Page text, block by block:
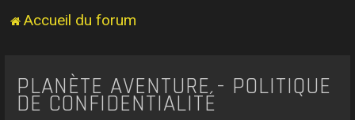
Accueil du forum
PLANÈTE AVENTURE - POLITIQUE
DE CONFIDENTIALITÉ